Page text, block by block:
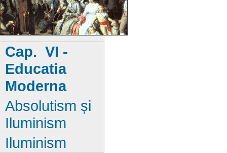
Cap. VI -
Educatia
Moderna
Absolutism și
Iluminism
Iluminism